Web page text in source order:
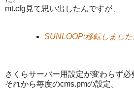
mt.cfg見て思い出したんですが、
SUNLOOP:移転しました
さくらサーバー用設定が変わらず必
それから毎度のcms.pmの設定。